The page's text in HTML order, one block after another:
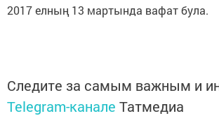
2017 елның 13 мартында вафат була.
Следите за самым важным и
Telegram-канале Татмедиа